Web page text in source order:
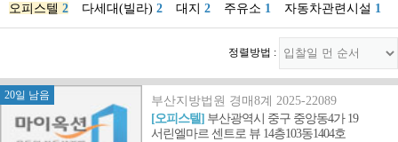
오피스텔 2 다세대(빌라) 2 대지 2 주유소 1 자동차관련시설 1
정렬방법 :
20일 남음
부산지방법원 경매8계 2025-22089
[오피스텔] 부산광역시 중구 중앙동4가 19
서린엘마르 센트로 뷰 14층103동1404호